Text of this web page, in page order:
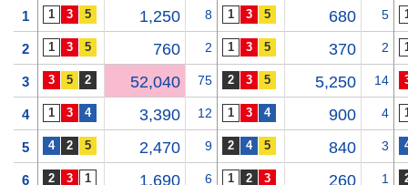
1 1,250 8 680 5
2 760 2 370 2
3 52,040 75 5,250 14
4 3,390 12 900 4
5 2,470 9 840 3
6 1,690 6 260 1